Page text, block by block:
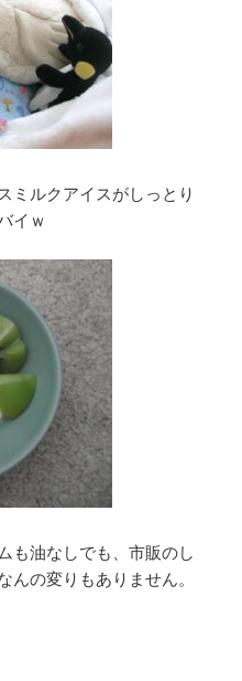
ミルクアイスがしっとり
イｗ
も油なしでも、市販のし
んの変りもありません。